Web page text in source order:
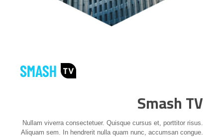
Smash TV
Nullam viverra consectetuer. Quisque cursus et, porttitor risus.
Aliquam sem. In hendrerit nulla quam nunc, accumsan congue.